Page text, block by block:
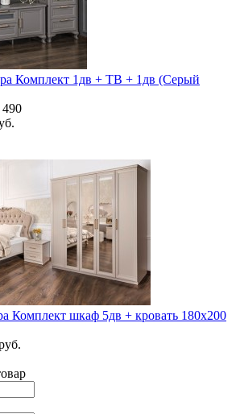
Комплект 1дв + ТВ + 1дв (Серый
490
Комплект шкаф 5дв + кровать 180х200